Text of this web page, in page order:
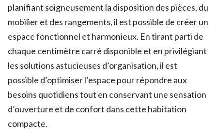
planifiant soigneusement la disposition des pièces, du
mobilier et des rangements, il est possible de créer un
espace fonctionnel et harmonieux. En tirant parti de
chaque centimètre carré disponible et en privilégiant
les solutions astucieuses d’organisation, il est
possible d’optimiser l’espace pour répondre aux
besoins quotidiens tout en conservant une sensation
d’ouverture et de confort dans cette habitation
compacte.